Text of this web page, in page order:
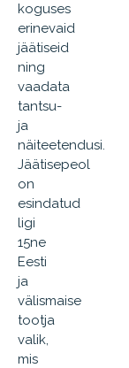
koguses
erinevaid
jäätiseid
ning
vaadata
tantsu-
ja
näiteetendusi.
Jäätisepeol
on
esindatud
ligi
15ne
Eesti
ja
välismaise
tootja
valik,
mis